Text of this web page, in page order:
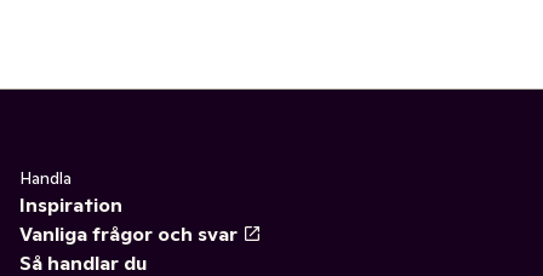
Handla
Inspiration
Vanliga frågor och svar
Så handlar du